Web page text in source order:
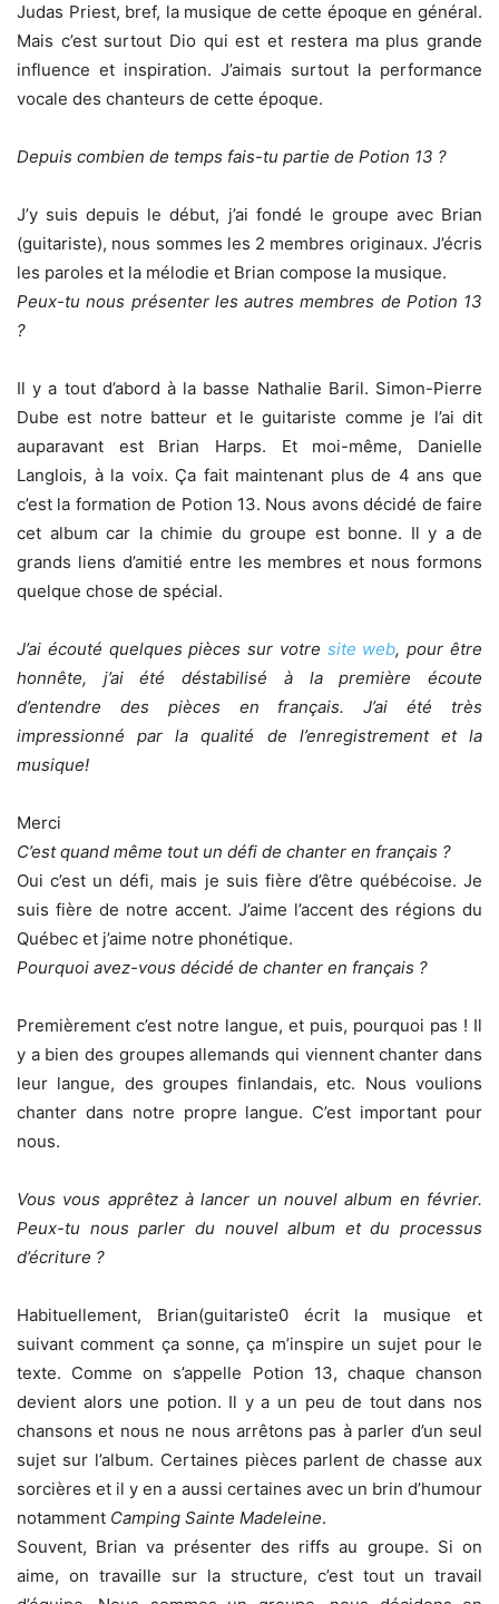
Judas Priest, bref, la musique de cette époque en général.
Mais c’est surtout Dio qui est et restera ma plus grande
influence et inspiration. J’aimais surtout la performance
vocale des chanteurs de cette époque.
Depuis combien de temps fais-tu partie de Potion 13 ?
J’y suis depuis le début, j’ai fondé le groupe avec Brian
(guitariste), nous sommes les 2 membres originaux. J’écris
les paroles et la mélodie et Brian compose la musique.
Peux-tu nous présenter les autres membres de Potion 13
?
Il y a tout d’abord à la basse Nathalie Baril. Simon-Pierre
Dube est notre batteur et le guitariste comme je l’ai dit
auparavant est Brian Harps. Et moi-même, Danielle
Langlois, à la voix. Ça fait maintenant plus de 4 ans que
c’est la formation de Potion 13. Nous avons décidé de faire
cet album car la chimie du groupe est bonne. Il y a de
grands liens d’amitié entre les membres et nous formons
quelque chose de spécial.
J’ai écouté quelques pièces sur votre site web, pour être
honnête, j’ai été déstabilisé à la première écoute
d’entendre des pièces en français. J’ai été très
impressionné par la qualité de l’enregistrement et la
musique!
Merci
C’est quand même tout un défi de chanter en français ?
Oui c’est un défi, mais je suis fière d’être québécoise. Je
suis fière de notre accent. J’aime l’accent des régions du
Québec et j’aime notre phonétique.
Pourquoi avez-vous décidé de chanter en français ?
Premièrement c’est notre langue, et puis, pourquoi pas ! Il
y a bien des groupes allemands qui viennent chanter dans
leur langue, des groupes finlandais, etc. Nous voulions
chanter dans notre propre langue. C’est important pour
nous.
Vous vous apprêtez à lancer un nouvel album en février.
Peux-tu nous parler du nouvelalbum et du processus
d’écriture ?
Habituellement, Brian(guitariste0 écrit la musique et
suivant comment ça sonne, ça m’inspire un sujet pour le
texte. Comme on s’appelle Potion 13, chaque chanson
devient alors une potion. Il y a un peu de tout dans nos
chansons et nous ne nous arrêtons pas à parler d’un seul
sujet sur l’album. Certaines pièces parlent de chasse aux
sorcières et il y en a aussi certaines avec un brin d’humour
notamment Camping Sainte Madeleine.
Souvent, Brian va présenter des riffs au groupe. Si on
aime, on travaille sur la structure, c’est tout un travail